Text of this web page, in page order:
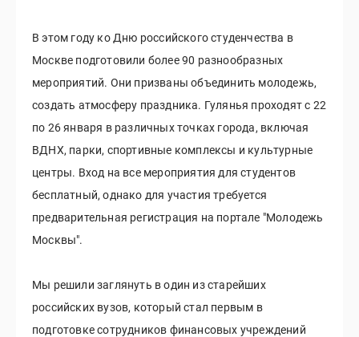
В этом году ко Дню российского студенчества в
Москве подготовили более 90 разнообразных
мероприятий. Они призваны объединить молодежь,
создать атмосферу праздника. Гулянья проходят с 22
по 26 января в различных точках города, включая
ВДНХ, парки, спортивные комплексы и культурные
центры. Вход на все мероприятия для студентов
бесплатный, однако для участия требуется
предварительная регистрация на портале "Молодежь
Москвы".
Мы решили заглянуть в один из старейших
российских вузов, который стал первым в
подготовке сотрудников финансовых учреждений